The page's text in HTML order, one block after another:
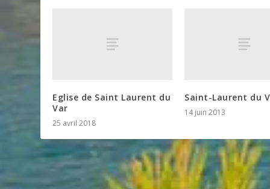
Eglise de Saint Laurent du
Var
25 avril 2018
Saint-Laurent du
14 juin 2013